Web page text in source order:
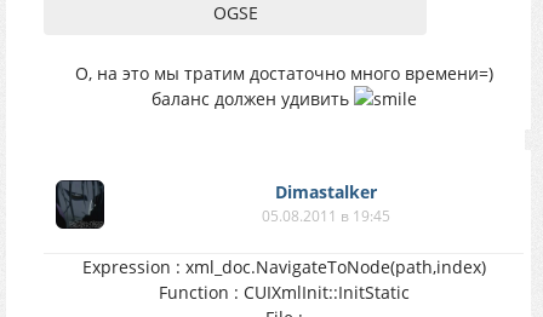
OGSE
О, на это мы тратим достаточно много времени=)
баланс должен удивить
Dimastalker
05.08.2011 в 19:45
Expression : xml_doc.NavigateToNode(path,index)
Function : CUIXmlInit::InitStatic